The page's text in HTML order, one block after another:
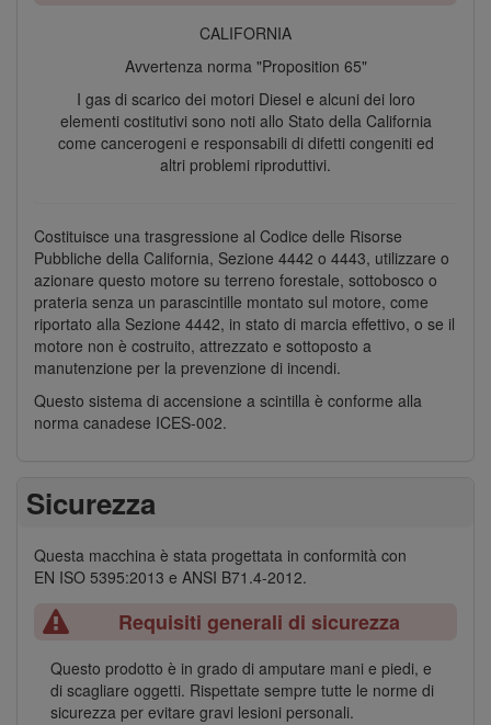
CALIFORNIA
Avvertenza norma "Proposition 65"
I gas di scarico dei motori Diesel e alcuni dei loro
elementi costitutivi sono noti allo Stato della California
come cancerogeni e responsabili di difetti congeniti ed
altri problemi riproduttivi.
Costituisce una trasgressione al Codice delle Risorse
Pubbliche della California, Sezione 4442 o 4443, utilizzare o
azionare questo motore su terreno forestale, sottobosco o
prateria senza un parascintille montato sul motore, come
riportato alla Sezione 4442, in stato di marcia effettivo, o se il
motore non è costruito, attrezzato e sottoposto a
manutenzione per la prevenzione di incendi.
Questo sistema di accensione a scintilla è conforme alla
norma canadese ICES-002.
Sicurezza
Questa macchina è stata progettata in conformità con
EN ISO 5395:2013 e ANSI B71.4-2012.
Requisiti generali di sicurezza
Questo prodotto è in grado di amputare mani e piedi, e
di scagliare oggetti. Rispettate sempre tutte le norme di
sicurezza per evitare gravi lesioni personali.